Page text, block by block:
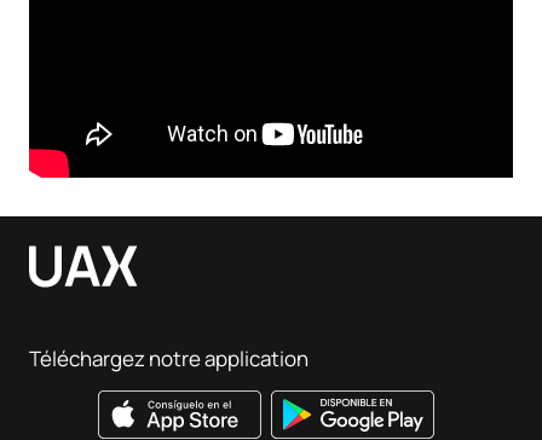
Téléchargez notre application